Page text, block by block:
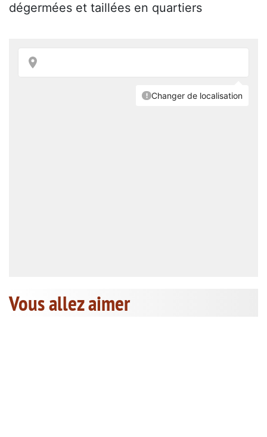
dégermées et taillées en quartiers
Vous allez aimer